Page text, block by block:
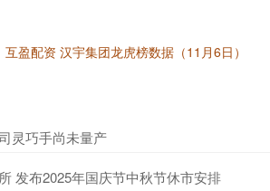
互盈配资 汉宇集团龙虎榜数据（11月6日）
灵巧手尚未量产
发布2025年国庆节中秋节休市安排